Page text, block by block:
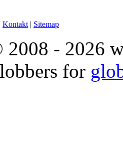
Kontakt | Sitemap
- 2026
for